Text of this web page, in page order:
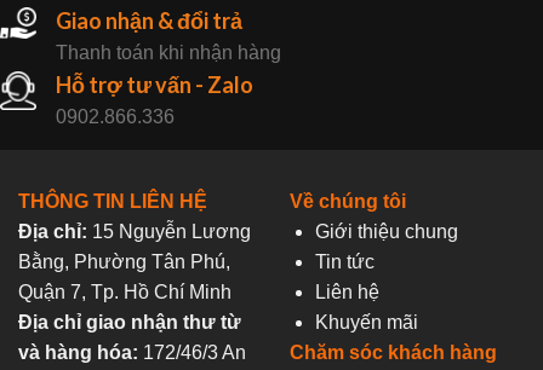
Giao nhận & đổi trả
Thanh toán khi nhận hàng
Hỗ trợ tư vấn - Zalo
0902.866.336
THÔNG TIN LIÊN HỆ
Địa chỉ: 15 Nguyễn Lương
Bằng, Phường Tân Phú,
Quận 7, Tp. Hồ Chí Minh
Địa chỉ giao nhận thư từ
và hàng hóa: 172/46/3 An
Về chúng tôi
Giới thiệu chung
Tin tức
Liên hệ
Khuyến mãi
Chăm sóc khách hàng